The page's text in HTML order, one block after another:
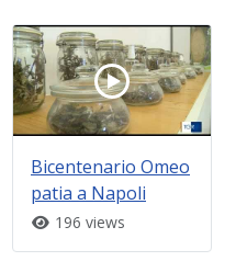
Bicentenario Omeo
patia a Napoli
196 views